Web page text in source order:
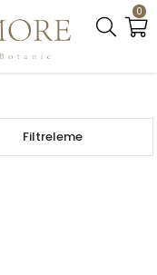
0
Filtreleme